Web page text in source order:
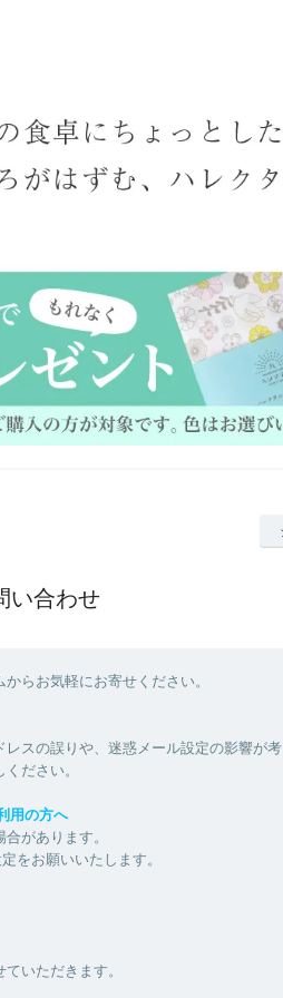
い合わせ
らお気軽にお寄せください。
スの誤りや、迷惑メール設定の影響が考
ださい。
用の方へ
があります。
をお願いいたします。
いただきます。